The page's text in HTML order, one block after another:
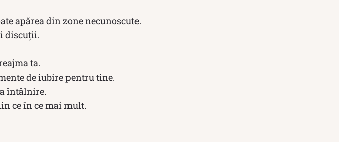
apărea din zone necunoscute.
discuții.
ta.
de iubire pentru tine.
întâlnire.
ce în ce mai mult.